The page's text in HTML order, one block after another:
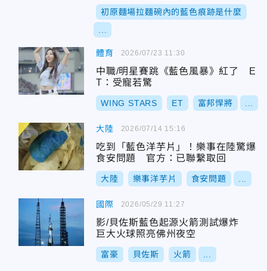
初原麵場拉麵碗內的藍色痕跡是什麼
體育
中職/明星賽跳《藍色風暴》紅了 E
T：受寵若驚
WING STARS ET 富邦悍將
2026/07/23 11:30
大陸
吃到「藍色洋芋片」！樂事在陸驚爆
食安問題 官方：已聯繫取回
大陸 樂事洋芋片 食安問題
2026/07/14 15:16
國際
影/貝佐斯藍色起源火箭測試爆炸
巨大火球照亮佛州夜空
富豪 貝佐斯 火箭
2026/05/29 11:27